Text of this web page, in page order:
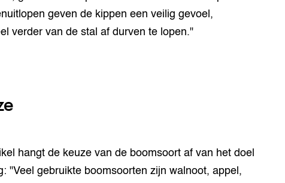
geven de kippen een veilig gevoel,
verder van de stal af durven te lopen."
hangt de keuze van de boomsoort af van het doel
"Veel gebruikte boomsoorten zijn walnoot, appel,